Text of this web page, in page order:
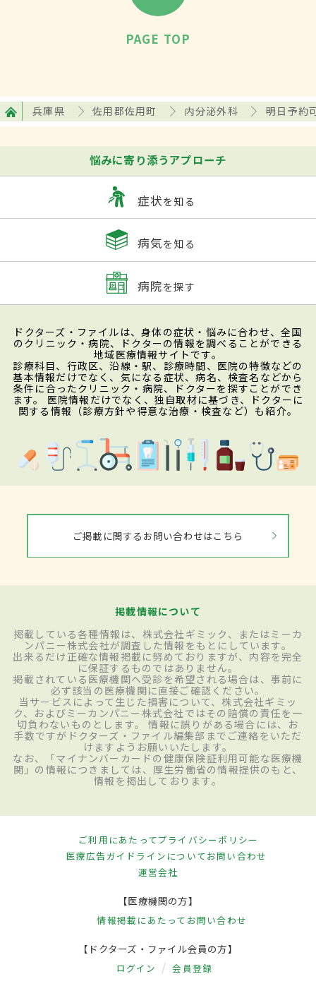
PAGE TOP
兵庫県 佐用郡佐用町 内分泌外科 明日予約
悩みに寄り添うアプローチ
症状を知る
病気を知る
病院を探す
ドクターズ・ファイルは、身体の症状・悩みに合わせ、全国
のクリニック・病院、ドクターの情報を調べることができる
地域医療情報サイトです。
診療科目、行政区、沿線・駅、診療時間、医院の特徴などの
基本情報だけでなく、気になる症状、病名、検査名などから
条件に合ったクリニック・病院、ドクターを探すことができ
ます。 医院情報だけでなく、独自取材に基づき、ドクターに
関する情報（診療方針や得意な治療・検査など）も紹介。
ご掲載に関するお問い合わせはこちら
掲載情報について
掲載している各種情報は、株式会社ギミック、またはミーカ
ンパニー株式会社が調査した情報をもとにしています。
出来るだけ正確な情報掲載に努めておりますが、内容を完全
に保証するものではありません。
掲載されている医療機関へ受診を希望される場合は、事前に
必ず該当の医療機関に直接ご確認ください。
当サービスによって生じた損害について、株式会社ギミッ
ク、およびミーカンパニー株式会社ではその賠償の責任を一
切負わないものとします。 情報に誤りがある場合には、お
手数ですがドクターズ・ファイル編集部までご連絡をいただ
けますようお願いいたします。
なお、「マイナンバーカードの健康保険証利用可能な医療機
関」の情報につきましては、厚生労働省の情報提供のもと、
情報を掲出しております。
ご利用にあたってプライバシーポリシー
医療広告ガイドラインについてお問い合わせ
運営会社
【医療機関の方】
情報掲載にあたって お問い合わせ
【ドクターズ・ファイル会員の方】
ログイン 会員登録